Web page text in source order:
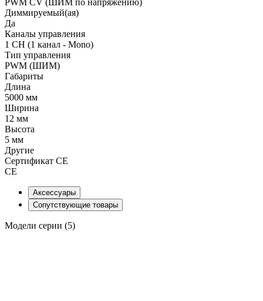
Диммируемый(ая)
Да
Каналы управления
1 CH (1 канал - Mono)
Тип управления
PWM (ШИМ)
Габариты
Длина
5000 мм
Ширина
12 мм
Высота
5 мм
Другие
Сертификат CE
CE
Аксессуары
Сопутствующие товары
Модели серии (5)